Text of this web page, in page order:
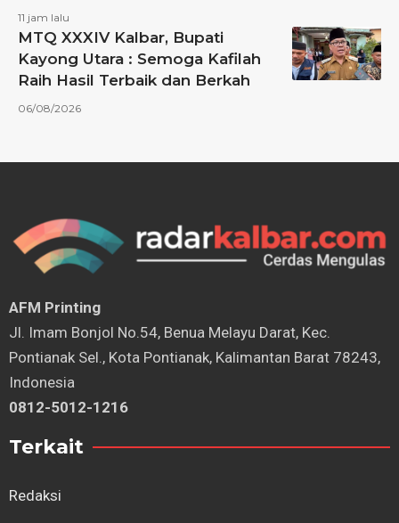
11 jam lalu
MTQ XXXIV Kalbar, Bupati
Kayong Utara : Semoga Kafilah
Raih Hasil Terbaik dan Berkah
06/08/2026
AFM Printing
⁠Jl. Imam Bonjol No.54, Benua Melayu Darat, Kec.
Pontianak Sel., Kota Pontianak, Kalimantan Barat 78243,
Indonesia
0812-5012-1216
Terkait
Redaksi